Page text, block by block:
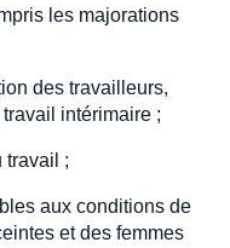
les majorations
des travailleurs,
intérimaire ;
travail ;
aux conditions de
et des femmes